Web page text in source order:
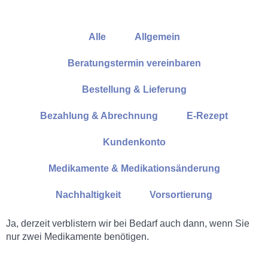
Alle Allgemein
Beratungstermin vereinbaren
Bestellung & Lieferung
Bezahlung & Abrechnung E-Rezept
Kundenkonto
Medikamente & Medikationsänderung
Nachhaltigkeit Vorsortierung
Ja, derzeit verblistern wir bei Bedarf auch dann, wenn Sie
nur zwei Medikamente benötigen.